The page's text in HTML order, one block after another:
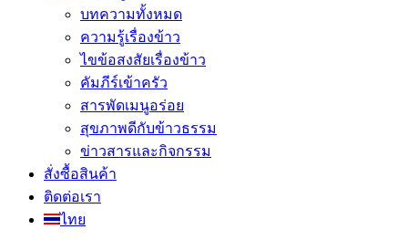
บทความทั้งหมด
ความรู้เรื่องข้าว
ไขข้อสงสัยเรื่องข้าว
คัมภีร์เข้าครัว
สารพัดเมนูอร่อย
สุขภาพดีกับข้าวธรรม
ข่าวสารและกิจกรรม
สั่งซื้อสินค้า
ติดต่อเรา
ไทย